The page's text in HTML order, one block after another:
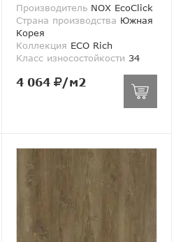
Производитель NOX EcoClick
Страна производства Южная
Корея
Коллекция ECO Rich
Класс износостойкости 34
4 064 /м2